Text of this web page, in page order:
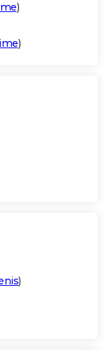
)
)
)